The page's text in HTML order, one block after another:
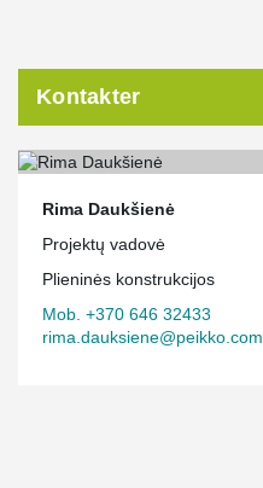
Kontakter
Rima Daukšienė
Projektų vadovė
Plieninės konstrukcijos
Mob. +370 646 32433
rima.dauksiene@peikko.com